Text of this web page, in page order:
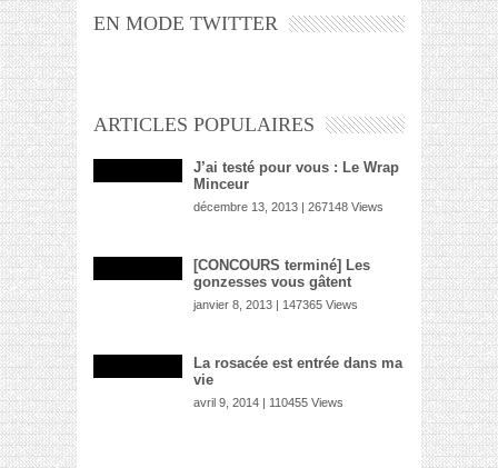
EN MODE TWITTER
ARTICLES POPULAIRES
J’ai testé pour vous : Le Wrap
Minceur
décembre 13, 2013 | 267148 Views
[CONCOURS terminé] Les
gonzesses vous gâtent
janvier 8, 2013 | 147365 Views
La rosacée est entrée dans ma
vie
avril 9, 2014 | 110455 Views